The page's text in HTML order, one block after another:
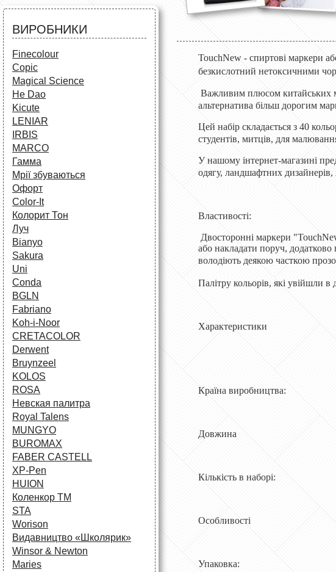
Аксесуари для школярів
ВИРОБНИКИ
Finecolour
Copic
Magical Science
He Dao
Kicute
LENIAR
IRBIS
MARCO
Гамма
Мрії збуваються
Офорт
Сolor-It
Колорит Тон
Луч
Bianyo
Sakura
Uni
Conda
BGLN
Fabriano
Koh-i-Noor
CRETACOLOR
Derwent
Bruynzeel
KOLOS
ROSA
Невская палитра
Royal Talens
MUNGYO
BUROMAX
FABER CASTELL
XP-Pen
HUION
Коленкор ТМ
STA
Worison
Видавництво «Школярик»
Winsor & Newton
Maries
TouchNew - спиртові маркери
безкислотний нетоксичними
Важливим плюсом китайських
альтернатива більш дорогим
Цей набір складається з 40
студентів, митців, для
У нашому інтернет-магазині
одягу, ландшафтних дизайнерів,
Властивості:
Двосторонні маркери
або накладати поруч,
володіють деякою часткою
Палітру кольорів, які увійшли
Характеристики
Країна
Довжина
Кількість в
Особливості
Упаковка: